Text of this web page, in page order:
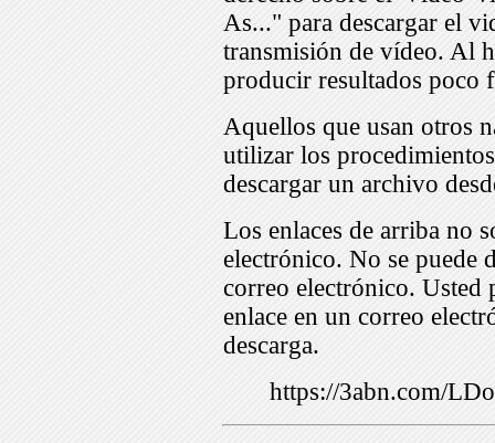
As..." para descargar el
transmisión de vídeo. Al
producir resultados poco
Aquellos que usan otros
utilizar los
descargar un archivo
Los enlaces de arriba no
electrónico. No se puede
correo electrónico. Usted
enlace en un correo
descarga.
https://3abn.com/